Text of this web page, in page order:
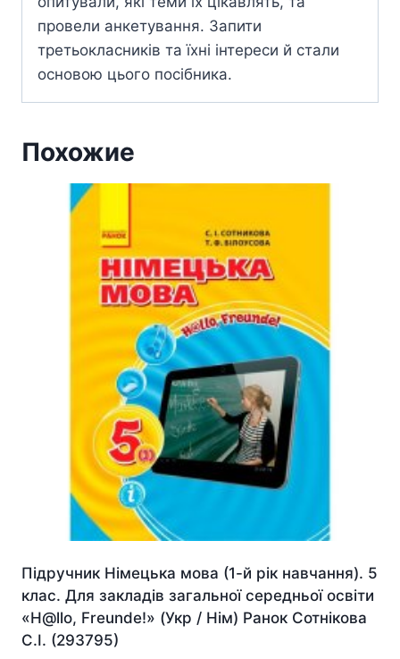
провели анкетування. Запити
третьокласників та їхні інтереси й стали
основою цього посібника.
Похожие
Підручник Німецька мова (1-й рік навчання). 5
клас. Для закладів загальної середньої освіти
«H@llo, Freunde!» (Укр / Нім) Ранок Сотнікова
С.І. (293795)